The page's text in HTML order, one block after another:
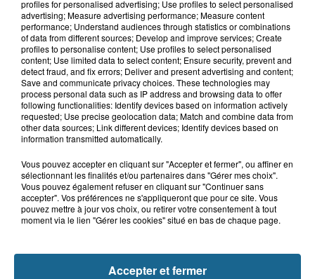
6 août 2026
Un homme blessé dans un accident à
Alembon
NOS AUTRES PODCASTS
profiles for personalised advertising; Use profiles to select personalised
advertising; Measure advertising performance; Measure content
performance; Understand audiences through statistics or combinations
of data from different sources; Develop and improve services; Create
profiles to personalise content; Use profiles to select personalised
content; Use limited data to select content; Ensure security, prevent and
detect fraud, and fix errors; Deliver and present advertising and content;
Save and communicate privacy choices. These technologies may
process personal data such as IP address and browsing data to offer
following functionalities: Identify devices based on information actively
requested; Use precise geolocation data; Match and combine data from
other data sources; Link different devices; Identify devices based on
information transmitted automatically.
Vous pouvez accepter en cliquant sur "Accepter et fermer", ou affiner en
sélectionnant les finalités et/ou partenaires dans "Gérer mes choix".
Vous pouvez également refuser en cliquant sur "Continuer sans
accepter". Vos préférences ne s'appliqueront que pour ce site. Vous
pouvez mettre à jour vos choix, ou retirer votre consentement à tout
moment via le lien "Gérer les cookies" situé en bas de chaque page.
Accepter et fermer